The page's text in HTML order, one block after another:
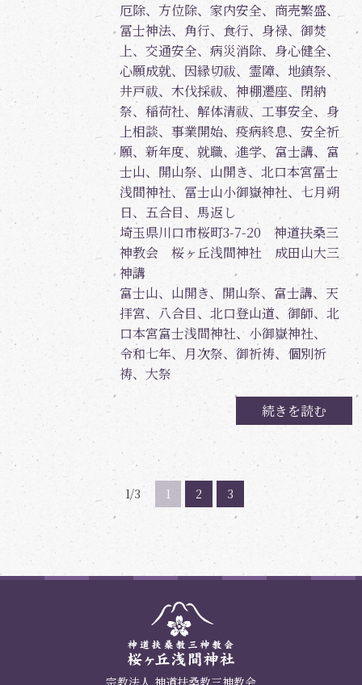
厄除、方位除、家内安全、商売繁盛、
冨士神法、角行、食行、身禄、御焚
上、交通安全、病災消除、身心健全、
心願成就、因縁切祓、霊障、地鎮祭、
井戸祓、木伐採祓、神棚遷座、閉納
祭、稲荷社、解体清祓、工事安全、身
上相談、事業開始、疫病終息、安全祈
願、新年度、就職、進学、富士講、富
士山、開山祭、山開き、北口本宮冨士
浅間神社、冨士山小御嶽神社、七月朔
日、五合目、馬返し
埼玉県川口市桜町3-7-20 神道扶桑三
神教会 桜ヶ丘浅間神社 成田山大三
神講
富士山、山開き、開山祭、富士講、天
拝宮、八合目、北口登山道、御師、北
口本宮富士浅間神社、小御嶽神社、
令和七年、月次祭、御祈祷、個別祈
祷、大祭
続きを読む
1/3 1 2 3